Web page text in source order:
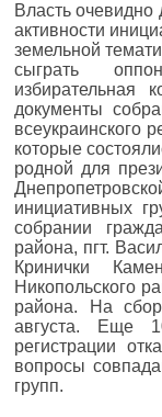
Власть очевидно
активности
земельной
сыграть
избирательная
документы
всеукраинского
которые
родной для
инициативных
собрании
района, пгт.
Кринички
Никопольского
района. На
августа. Еще
регистрации
вопросы
групп.